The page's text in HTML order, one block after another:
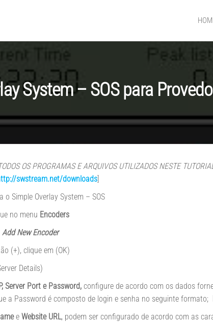
System – SOS para
OS PROGRAMAS E ARQUIVOS UTILIZADOS NESTE
swstream.net/downloads]
o Simple Overlay System – SOS
no menu Encoders
Add New Encoder
(+), clique em (OK)
Details)
Server Port e Password, configure de acordo com os dados
a Password é composto de login e senha no seguinte formato;
e Website URL, podem ser configurado de acordo com as